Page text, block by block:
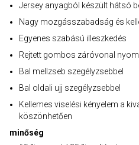
Jersey anyagból készült hátsó
Nagy mozgásszabadság és
Egyenes szabású illeszkedés
Rejtett gombos záróvonal
Bal mellzseb szegélyzsebbel
Bal oldali ujj szegélyzsebbel
Kellemes viselési kényelem a
köszönhetően
minőség